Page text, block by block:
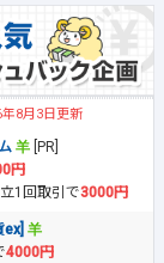
年8月3日更新
[PR]
円
1回取引で3000円
ex]
4000円